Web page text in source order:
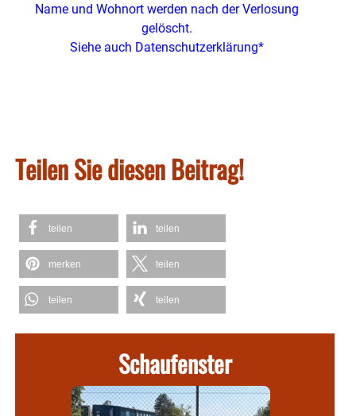
Name und Wohnort werden nach der Verlosung
gelöscht.
Siehe auch Datenschutzerklärung*
Teilen Sie diesen Beitrag!
teilen teilen
merken teilen
teilen teilen
Schaufenster